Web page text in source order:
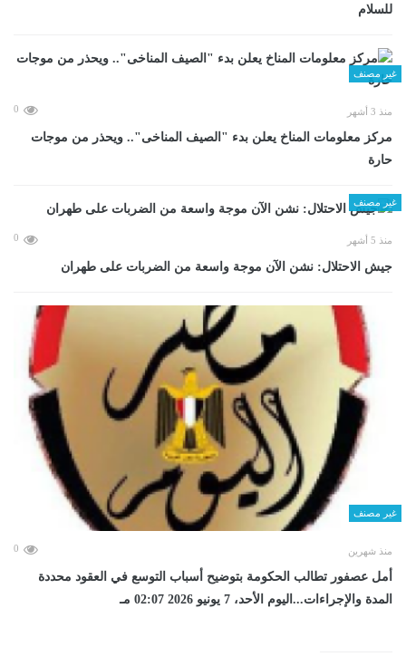
للسلام
غير مصنف
منذ 3 أشهر 0
مركز معلومات المناخ يعلن بدء "الصيف المناخى".. ويحذر من موجات
حارة
غير مصنف
منذ 5 أشهر 0
جيش الاحتلال: نشن الآن موجة واسعة من الضربات على طهران
غير مصنف
منذ شهرين 0
أمل عصفور تطالب الحكومة بتوضيح أسباب التوسع في العقود محددة
المدة والإجراءات...اليوم الأحد، 7 يونيو 2026 02:07 مـ